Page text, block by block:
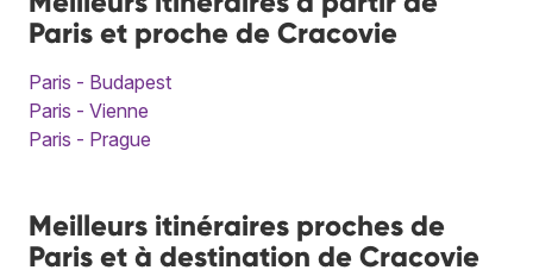
Paris et proche de Cracovie
Paris - Budapest
Paris - Vienne
Paris - Prague
Meilleurs itinéraires proches de
Paris et à destination de Cracovie